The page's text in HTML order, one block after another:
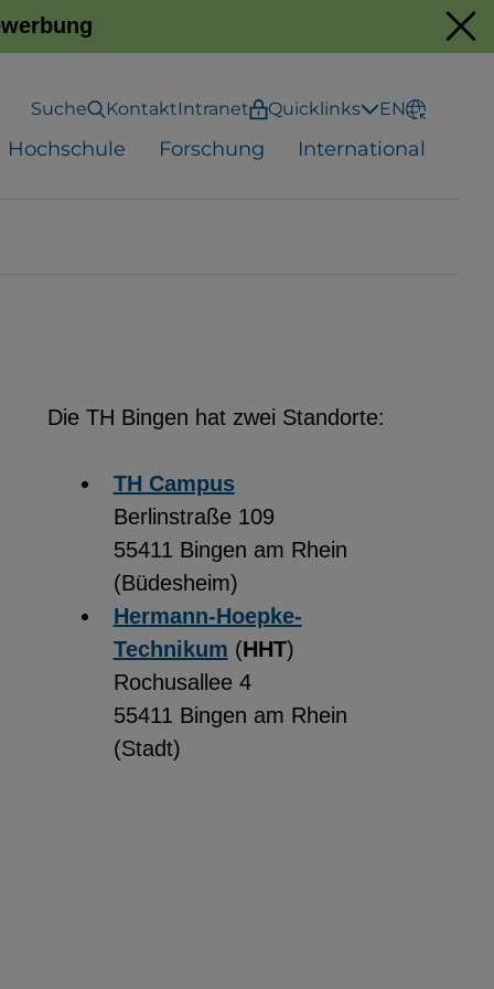
Suche KontaktIntranet Quicklinks EN
Hochschule Forschung International
Die TH Bingen hat zwei Standorte:
TH Campus
Berlinstraße 109
55411 Bingen am Rhein
(Büdesheim)
Hermann-Hoepke-
Technikum (HHT)
Rochusallee 4
55411 Bingen am Rhein
(Stadt)